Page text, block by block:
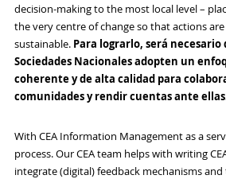
decision-making to the most local level –
the very centre of change so that actions
sustainable. Para lograrlo, será necesario
Sociedades Nacionales adopten un
coherente y de alta calidad para
comunidades y rendir cuentas ante
With CEA Information Management as a
process. Our CEA team helps with writing
integrate (digital) feedback mechanisms